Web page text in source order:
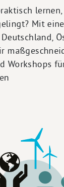
Mit
Workshops